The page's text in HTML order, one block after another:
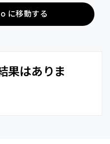
に移動する
果はありま